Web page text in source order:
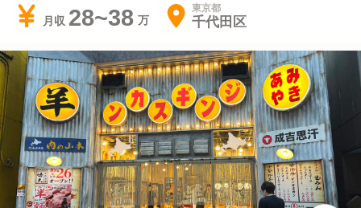
月収 28~38 東京都
千代田区